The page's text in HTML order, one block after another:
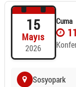
15
Mayıs
2026
Cuma
Sosyopark